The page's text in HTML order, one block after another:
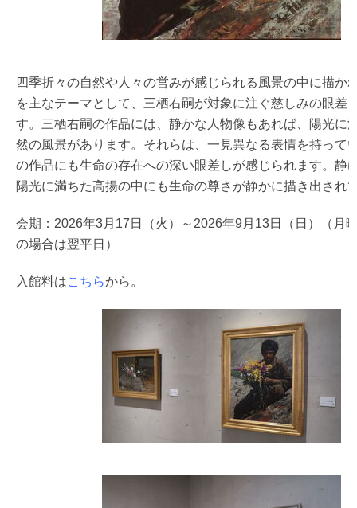
四季折々の自然や人々の営みが感じられる風景の中に描か
を主なテーマとして、三栖右嗣が対象に注ぐ慈しみの眼差
す。 三栖右嗣の作品には、静かな人物像もあれば、陽光に
然の風景があります。それらは、一見異なる表情を持って
の作品にも生命の存在への深い眼差しが感じられます。静
陽光に満ちた高揚の中にも生命の尊さが静かに描き出され
会期：2026年3月17日（火）～2026年9 月13日（日）（月
の場合は翌平日）
入館料はこちらから。